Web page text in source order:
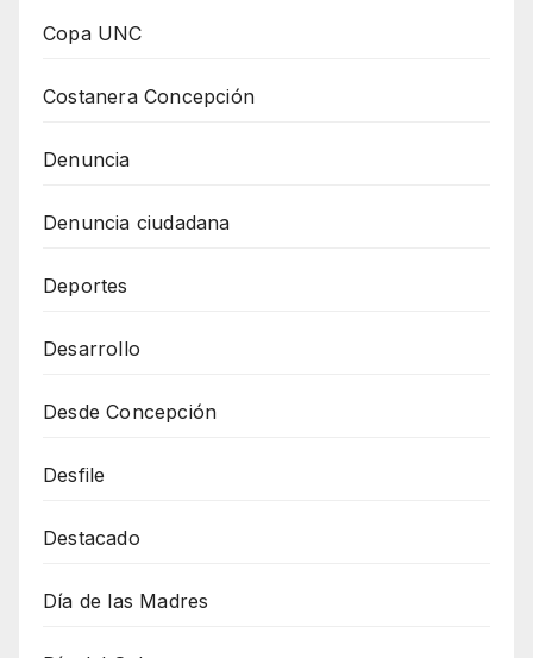
Copa UNC
Costanera Concepción
Denuncia
Denuncia ciudadana
Deportes
Desarrollo
Desde Concepción
Desfile
Destacado
Día de las Madres